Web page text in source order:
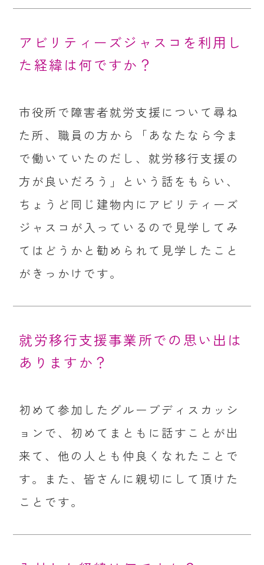
アビリティーズジャスコを利用し
た経緯は何ですか？
市役所で障害者就労支援について尋ね
た所、職員の方から「あなたなら今ま
で働いていたのだし、就労移行支援の
方が良いだろう」という話をもらい、
ちょうど同じ建物内にアビリティーズ
ジャスコが入っているので見学してみ
てはどうかと勧められて見学したこと
がきっかけです。
就労移行支援事業所での思い出は
ありますか？
初めて参加したグループディスカッシ
ョンで、初めてまともに話すことが出
来て、他の人とも仲良くなれたことで
す。また、皆さんに親切にして頂けた
ことです。